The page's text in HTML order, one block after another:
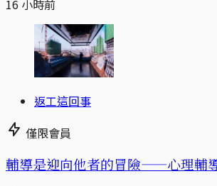
16 小時前
返工這回事
僅限會員
輔導是迎向他者的冒險——心理輔